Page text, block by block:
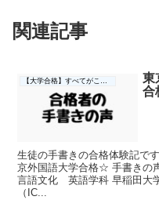
関連記事
【大学合格】すべてがここに☆
東
合
生徒の手書きの合格体験記で
京外国語大学合格☆ 手書き
言語文化 英語学科 早稲田大
（IC...